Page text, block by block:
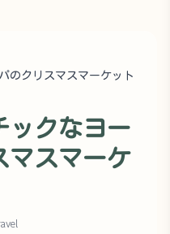
のクリスマスマーケット
ックなヨー
マスマーケ